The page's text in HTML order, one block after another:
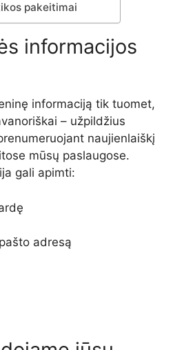
pakeitimai
informacijos
informaciją tik tuomet,
– užpildžius
naujienlaiškį
mūsų paslaugose.
gali apimti:
adresą